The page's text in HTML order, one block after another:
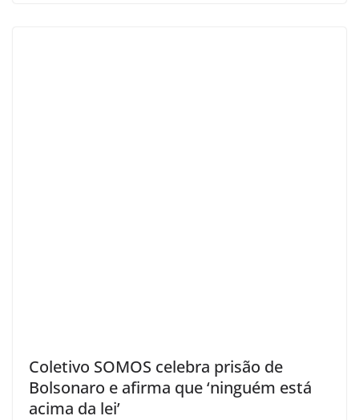
Coletivo SOMOS celebra prisão de
Bolsonaro e afirma que ‘ninguém está
acima da lei’